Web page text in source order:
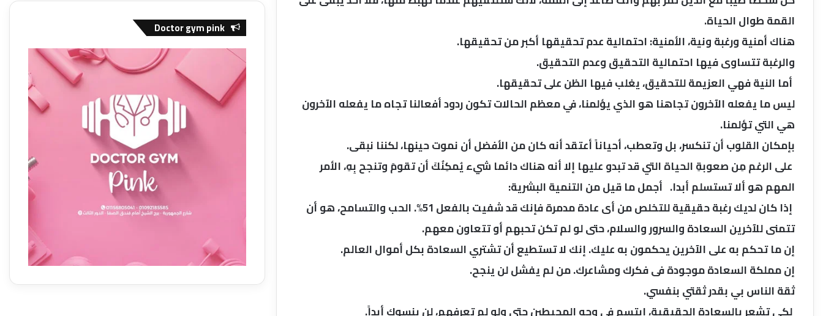
القمة طوال الحياة.
هناك أمنية ورغبة ونية، الأمنية: احتمالية عدم تحقيقها أكبر من تحقيقها.
والرغبة تتساوى فيها احتمالية التحقيق وعدم التحقيق.
أما النية فهي العزيمة للتحقيق، يغلب فيها الظن على تحقيقها.
ليس ما يفعله الآخرون تجاهنا هو الذي يؤلمنا، في معظم الحالات تكون ردود أفعالنا تجاه ما يفعله الآخرون
هي التي تؤلمنا.
بإمكان القلوب أن تنكسر، بل وتعطب، أحياناً أعتقد أنه كان من الأفضل أن نموت حينها، لكننا نبقى.
على الرغم مِن صعوبةِ الحياة التي قد تبدو عليها إلا أنه هناك دائما شيء يُمكِنُكَ أن تقومَ وتنجح بِهِ، الأمر
المهم هو ألا تستسلم أبدا. أجمل ما قيل من التنمية البشرية:
إذا كان لديك رغبة حقيقية للتخلص من أى عادة مدمرة فإنك قد شفيت بالفعل 51%. الحب والتسامح، هو أن
تتمنى للآخرين السعادة والسرور والسلام، حتى لو لم تكن تحبهم أو تتعاون معهم.
إن ما تحكم به على الآخرين يحكمون به عليك. إنك لا تستطيع أن تشتري السعادة بكل أموال العالم.
إن مملكة السعادة موجودة فى فكرك ومشاعرك. من لم يفشل لن ينجح.
ثقة الناس بي بقدر ثقتي بنفسي.
لكى تشعر بالسعادة الحقيقية، ابتسم فى وجه المحيطين حتى ولو لم تعرفهم، لن ينسوك أبداً.
Doctor gym pink